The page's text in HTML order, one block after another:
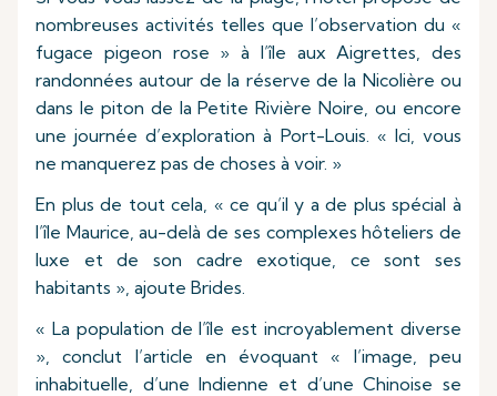
nombreuses activités telles que l’observation du «
fugace pigeon rose » à l’île aux Aigrettes, des
randonnées autour de la réserve de la Nicolière ou
dans le piton de la Petite Rivière Noire, ou encore
une journée d’exploration à Port-Louis. « Ici, vous
ne manquerez pas de choses à voir. »
En plus de tout cela, « ce qu’il y a de plus spécial à
l’île Maurice, au-delà de ses complexes hôteliers de
luxe et de son cadre exotique, ce sont ses
habitants », ajoute Brides.
« La population de l’île est incroyablement diverse
», conclut l’article en évoquant « l’image, peu
inhabituelle, d’une Indienne et d’une Chinoise se